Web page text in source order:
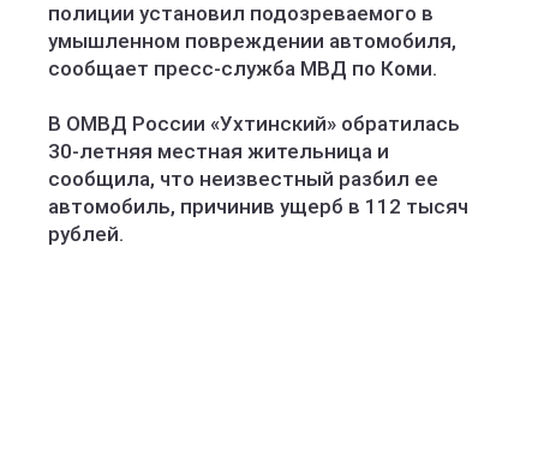
полиции установил подозреваемого в
умышленном повреждении автомобиля,
сообщает пресс-служба МВД по Коми.
В ОМВД России «Ухтинский» обратилась
30-летняя местная жительница и
сообщила, что неизвестный разбил ее
автомобиль, причинив ущерб в 112 тысяч
рублей.